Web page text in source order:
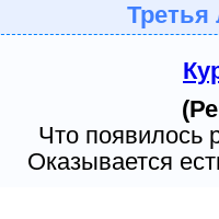
Третья
Что появилось
Оказывается